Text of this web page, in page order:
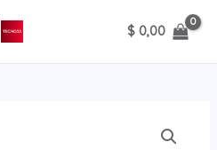
$ 0,00